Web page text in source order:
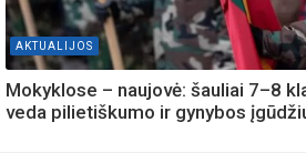
AKTUALIJOS
Mokyklose – naujovė: šauliai 7–8
veda pilietiškumo ir gynybos